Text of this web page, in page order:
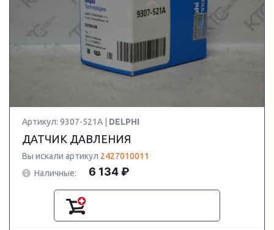
Артикул: 9307-521A | DELPHI
ДАТЧИК ДАВЛЕНИЯ
Вы искали артикул 2427010011
Наличные:
6 134 ₽